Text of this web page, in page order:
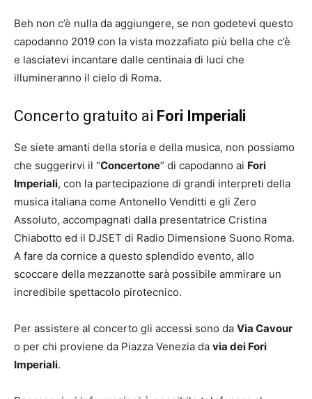
Beh non c’è nulla da aggiungere, se non godetevi questo
capodanno 2019 con la vista mozzafiato più bella che c’è
e lasciatevi incantare dalle centinaia di luci che
illumineranno il cielo di Roma.
Concerto gratuito ai Fori Imperiali
Se siete amanti della storia e della musica, non possiamo
che suggerirvi il “Concertone” di capodanno ai Fori
Imperiali, con la partecipazione di grandi interpreti della
musica italiana come Antonello Venditti e gli Zero
Assoluto, accompagnati dalla presentatrice Cristina
Chiabotto ed il DJSET di Radio Dimensione Suono Roma.
A fare da cornice a questo splendido evento, allo
scoccare della mezzanotte sarà possibile ammirare un
incredibile spettacolo pirotecnico.
Per assistere al concerto gli accessi sono da Via Cavour
o per chi proviene da Piazza Venezia da via dei Fori
Imperiali.